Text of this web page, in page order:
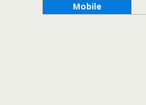
Mobile